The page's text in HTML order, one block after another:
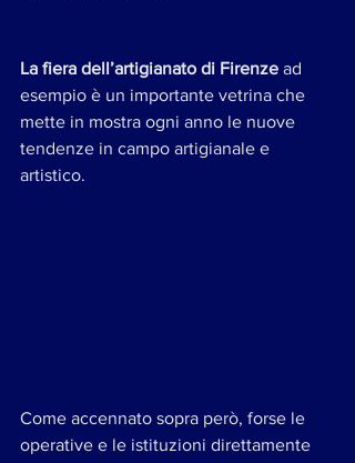
La fiera dell’artigianato di Firenze ad
esempio è un importante vetrina che
mette in mostra ogni anno le nuove
tendenze in campo artigianale e
artistico.
Come accennato sopra però, forse le
operative e le istituzioni direttamente